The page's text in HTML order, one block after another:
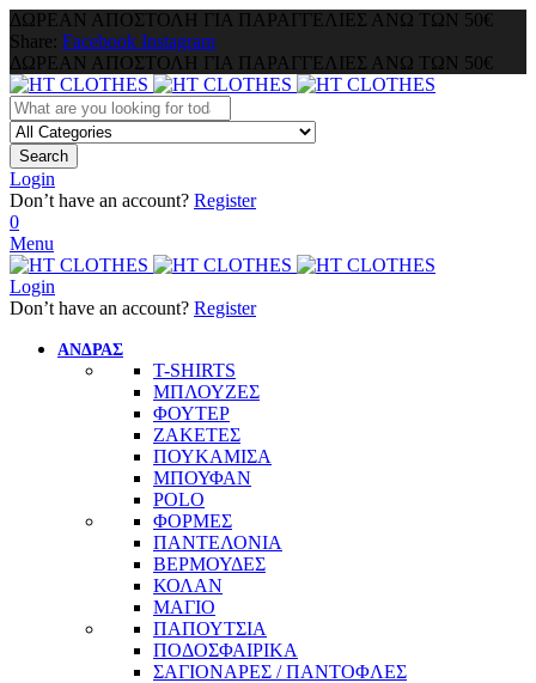
ΔΩΡΕΑΝ ΑΠΟΣΤΟΛΗ ΓΙΑ ΠΑΡΑΓΓΕΛΙΕΣ ΑΝΩ ΤΩΝ 50€
Share: Facebook Instagram
ΔΩΡΕΑΝ ΑΠΟΣΤΟΛΗ ΓΙΑ ΠΑΡΑΓΓΕΛΙΕΣ ΑΝΩ ΤΩΝ 50€
Search
Login
Don’t have an account? Register
0
Menu
Login
Don’t have an account? Register
ΑΝΔΡΑΣ
T-SHIRTS
ΜΠΛΟΥΖΕΣ
ΦΟΥΤΕΡ
ΖΑΚΕΤΕΣ
ΠΟΥΚΑΜΙΣΑ
ΜΠΟΥΦΑΝ
POLO
ΦΟΡΜΕΣ
ΠΑΝΤΕΛΟΝΙΑ
ΒΕΡΜΟΥΔΕΣ
ΚΟΛΑΝ
ΜΑΓΙΟ
ΠΑΠΟΥΤΣΙΑ
ΠΟΔΟΣΦΑΙΡΙΚΑ
ΣΑΓΙΟΝΑΡΕΣ / ΠΑΝΤΟΦΛΕΣ